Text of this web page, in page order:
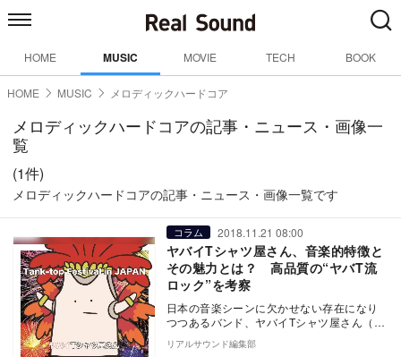
HOME MUSIC MOVIE TECH BOOK
HOME MUSIC メロディックハードコア
メロディックハードコアの記事・ニュース・画像一
覧
(1件)
メロディックハードコアの記事・ニュース・画像一覧です
コラム 2018.11.21 08:00
ヤバイTシャツ屋さん、音楽的特徴と
その魅力とは？ 高品質の“ヤバT流
ロック”を考察
日本の音楽シーンに欠かせない存在になり
つつあるバンド、ヤバイTシャツ屋さん（通
称・ヤバT）。そのバンド名のコミカルさや
キャッチー…
リアルサウンド編集部